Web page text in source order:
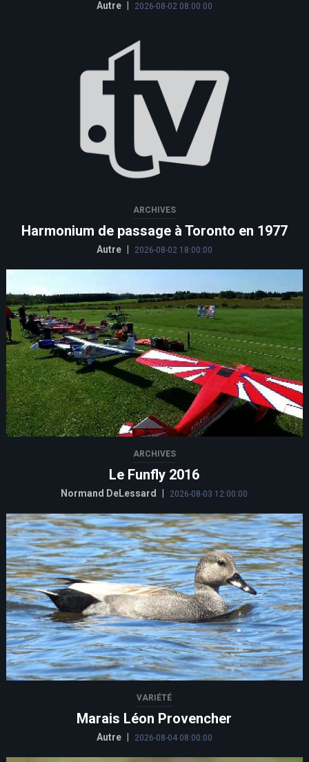
Autre 2026-08-02 08:00:00
ARCHIVES
Harmonium de passage à Toronto en 1977
Autre 2026-08-02 18:00:00
ARCHIVES
Le Funfly 2016
Normand DeLessard 2026-08-03 12:00:00
VARIÉTÉ
Marais Léon Provencher
Autre 2026-08-04 08:00:00